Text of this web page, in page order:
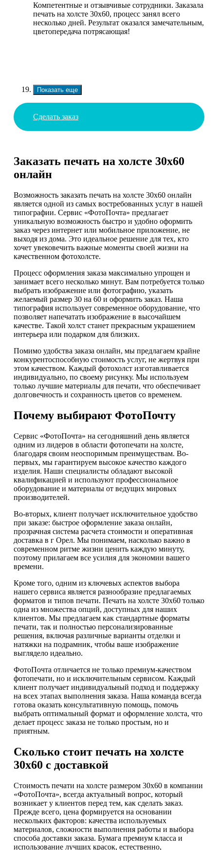
Компетентные и отзывчивые сотрудники. Заказала
печать на холсте 30х60, процесс занял всего
несколько дней. Результат оказался замечательным,
цветопередача потрясающая!
Показать еще
Сделать заказ
Заказать печать на холсте 30х60
онлайн
Возможность заказать печать на холсте 30х60 онлайн
является одной из самых востребованных услуг в нашей
типографии. Сервис «ФотоПочта» предлагает
уникальную возможность быстро и удобно оформить
заказ через интернет или мобильное приложение, не
выходя из дома. Это идеальное решение для тех, кто
хочет увековечить важные моменты своей жизни на
качественном фотохолсте.
Процесс оформления заказа максимально упрощен и
занимает всего несколько минут. Вам потребуется только
выбрать изображение или фотографию, указать
желаемый размер 30 на 60 и оформить заказ. Наша
типография использует современное оборудование, что
позволяет напечатать изображение в высочайшем
качестве. Такой холст станет прекрасным украшением
интерьера или подарком для близких.
Помимо удобства заказа онлайн, мы предлагаем крайне
конкурентоспособную стоимость услуг, не жертвуя при
этом качеством. Каждый фотохолст изготавливается
индивидуально, по своему рисунку. Мы используем
только лучшие материалы для печати, что обеспечивает
долговечность и сохранность цветов со временем.
Почему выбирают ФотоПочту
Сервис «ФотоПочта» на сегодняшний день является
одним из лидеров в области фотопечати на холсте,
благодаря своим неоспоримым преимуществам. Во-
первых, мы гарантируем высокое качество каждого
изделия. Наши специалисты обладают высокой
квалификацией и используют профессиональное
оборудование и материалы от ведущих мировых
производителей.
Во-вторых, клиент получает исключительное удобство
при заказе: быстрое оформление заказа онлайн,
прозрачная система расчета стоимости и оперативная
доставка в г Орел. Мы понимаем, насколько важно в
современном ритме жизни ценить каждую минуту,
поэтому прилагаем все усилия для экономии вашего
времени.
Кроме того, одним из ключевых аспектов выбора
нашего сервиса является разнообразие предлагаемых
форматов и типов печати. Печать на холсте 30х60 только
одна из множества опций, доступных для наших
клиентов. Мы предлагаем как стандартные форматы
печати, так и полностью персонализированные
решения, включая различные варианты отделки и
натяжки на подрамник, чтобы ваше изображение
выглядело идеально.
ФотоПочта отличается не только премиум-качеством
фотопечати, но и исключительным сервисом. Каждый
клиент получает индивидуальный подход и поддержку
на всех этапах выполнения заказа. Наша команда всегда
готова оказать консультативную помощь, помочь
выбрать оптимальный формат и оформление холста, что
делает процесс заказа не только простым, но и
приятным.
Сколько стоит печать на холсте
30х60 с доставкой
Стоимость печати на холсте размером 30х60 в компании
«ФотоПочта», всегда актуальный вопрос, который
возникает у клиентов перед тем, как сделать заказ.
Прежде всего, цена формируется на основании
нескольких факторов: качества используемых
материалов, сложности выполнения работы и выбора
способа доставки заказа. Бумага премиум класса и
использование лучших красок, естественно,